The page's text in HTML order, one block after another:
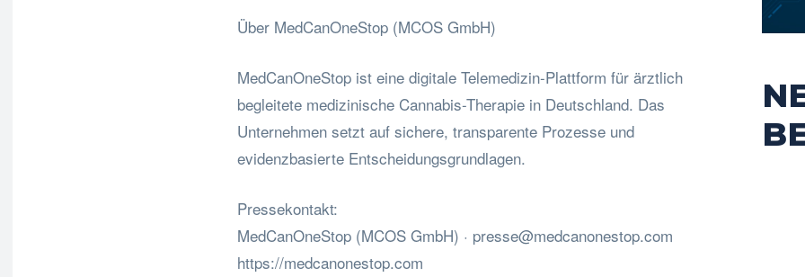
Über MedCanOneStop (MCOS GmbH)
MedCanOneStop ist eine digitale Telemedizin-Plattform für ärztlich
begleitete medizinische Cannabis-Therapie in Deutschland. Das
Unternehmen setzt auf sichere, transparente Prozesse und
evidenzbasierte Entscheidungsgrundlagen.
Pressekontakt:
MedCanOneStop (MCOS GmbH) · presse@medcanonestop.com
https://medcanonestop.com